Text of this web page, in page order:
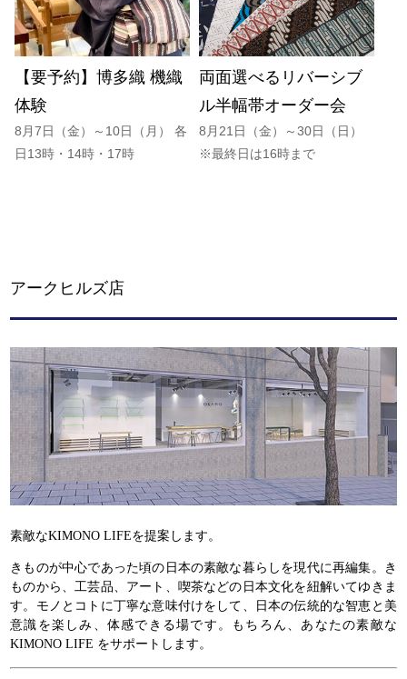
【要予約】博多織 機織
体験
8月7日（金）～10日（月） 各
日13時・14時・17時
両面選べるリバーシブ
ル半幅帯オーダー会
8月21日（金）～30日（日）
※最終日は16時まで
アークヒルズ店
素敵なKIMONO LIFEを提案します。
きものが中心であった頃の日本の素敵な暮らしを現代に再編集。き
ものから、工芸品、アート、喫茶などの日本文化を紐解いてゆきま
す。モノとコトに丁寧な意味付けをして、日本の伝統的な智恵と美
意識を楽しみ、体感できる場です。もちろん、あなたの素敵な
KIMONO LIFE をサポートします。